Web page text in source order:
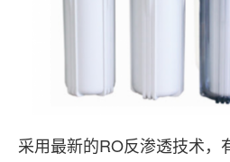
采用最新的RO反渗透技术，